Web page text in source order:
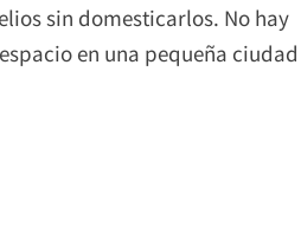
sin domesticarlos. No hay
en una pequeña ciudad